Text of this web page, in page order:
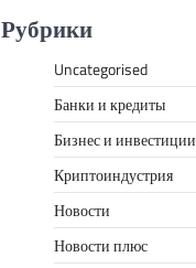
Рубрики
Uncategorised
Банки и кредиты
Бизнес и инвестиции
Криптоиндустрия
Новости
Новости плюс